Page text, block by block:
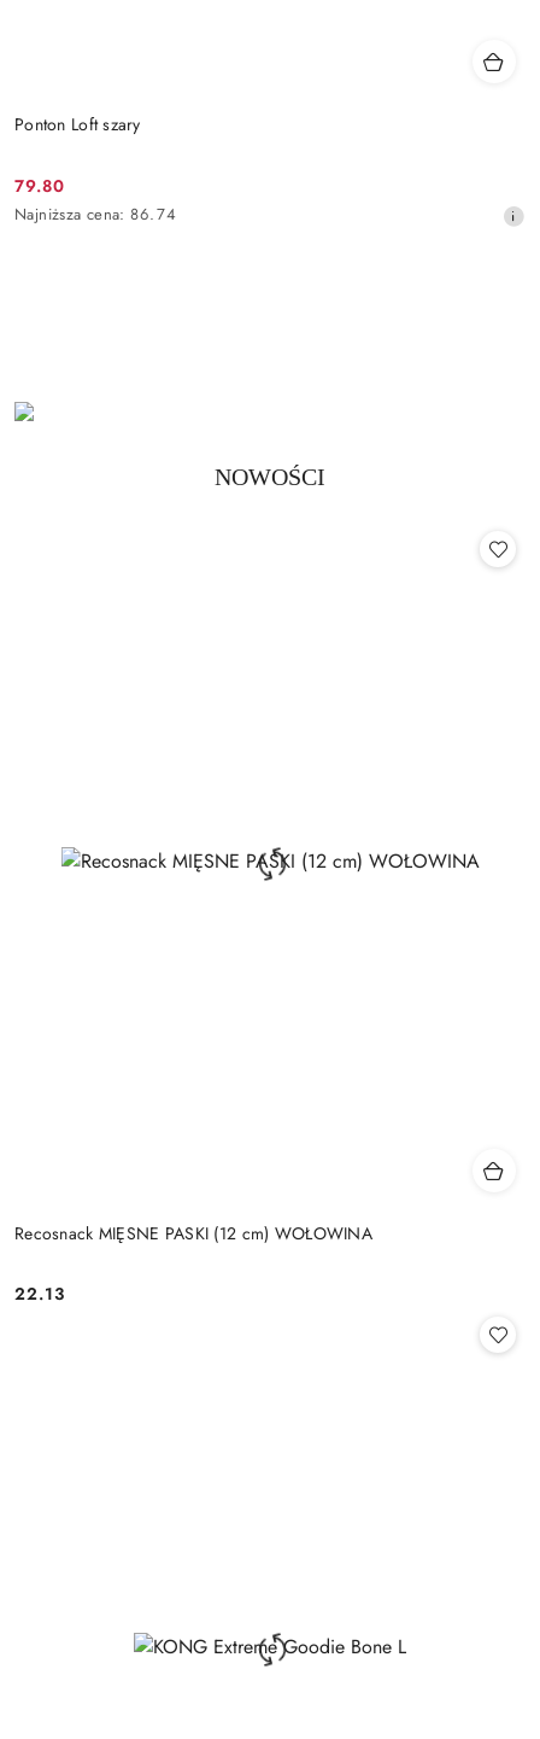
Ponton Loft szary
Cena
promocyjna:
79.80
Najniższa
Najniższa cena: 86.74
Pomiń karuzelę produktów
Produkty
NOWOŚCI
Recosnack MIĘSNE PASKI (12 cm) WOŁOWINA
Cena:
22.13